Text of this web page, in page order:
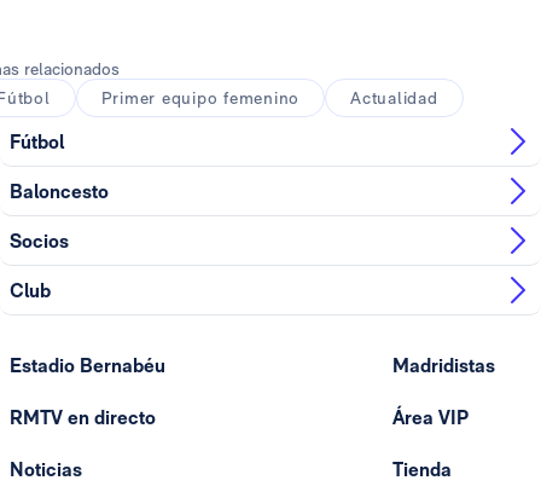
relacionados
Primer equipo femenino Actualidad
Fútbol
Baloncesto
Socios
Club
Estadio Bernabéu
RMTV en directo
Noticias
Madridistas
Área VIP
Tienda